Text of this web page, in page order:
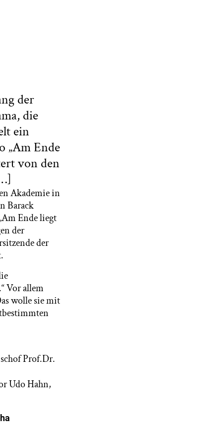
der
die
ein
„Am Ende
von den
Akademie in
Barack
Ende liegt
der
der
Vor allem
wolle sie mit
Prof.Dr.
Udo Hahn,